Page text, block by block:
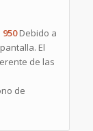
Debido a
El
de las
de